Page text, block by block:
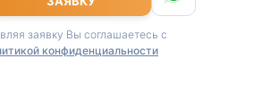
заявку Вы соглашаетесь с
конфиденциальности